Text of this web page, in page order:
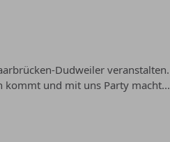
Dudweiler veranstalten.
kommt und mit uns Party macht...